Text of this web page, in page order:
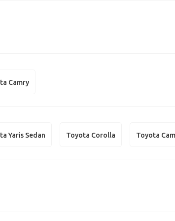
Camry
Yaris Sedan Toyota Corolla Toyota